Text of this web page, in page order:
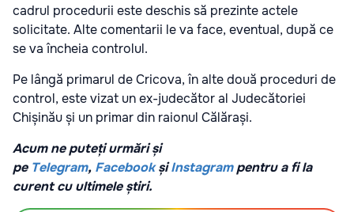
cadrul procedurii este deschis să prezinte actele
solicitate. Alte comentarii le va face, eventual, după ce
se va încheia controlul.
Pe lângă primarul de Cricova, în alte două proceduri de
control, este vizat un ex-judecător al Judecătoriei
Chișinău și un primar din raionul Călărași.
Acum ne puteți urmări și
pe Telegram, FacebookșiInstagrampentru a fi la
curent cu ultimele știri.